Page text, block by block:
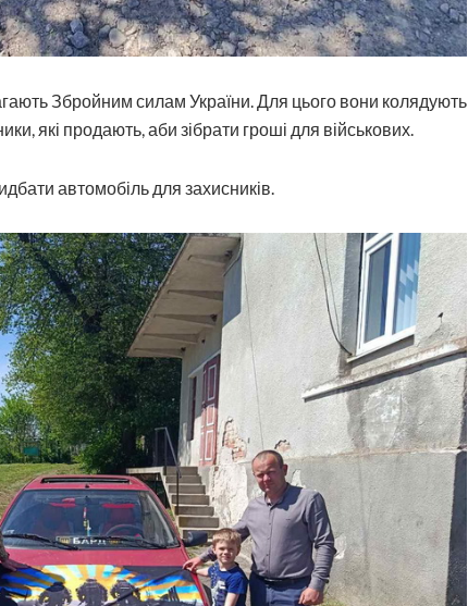
Збройним силам України. Для цього вони колядують
які продають, аби зібрати гроші для військових.
автомобіль для захисників.